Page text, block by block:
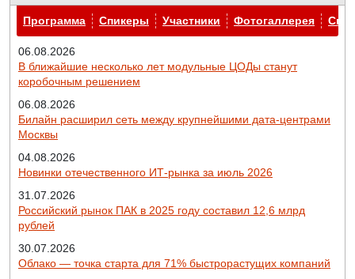
Архив
Программа Спикеры Участники Фотогаллерея
06.08.2026
В ближайшие несколько лет модульные ЦОДы станут
коробочным решением
06.08.2026
Билайн расширил сеть между крупнейшими дата-центрами
Москвы
04.08.2026
Новинки отечественного ИТ-рынка за июль 2026
31.07.2026
Российский рынок ПАК в 2025 году составил 12,6 млрд
рублей
30.07.2026
Облако — точка старта для 71% быстрорастущих компаний